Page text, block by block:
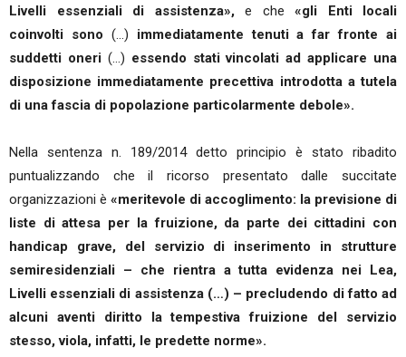
Livelli essenziali di assistenza»,e che «gli Enti locali
coinvolti sono (…) immediatamente tenuti a far fronte ai
suddetti oneri(…) essendo stati vincolati ad applicare una
disposizione immediatamente precettiva introdotta a tutela
di una fascia di popolazione particolarmente debole».
Nella sentenza n. 189/2014 detto principio è stato ribadito
puntualizzando che il ricorso presentato dalle succitate
organizzazioni è «meritevole di accoglimento: la previsione di
liste di attesa per la fruizione, da parte dei cittadini con
handicap grave, del servizio di inserimento in strutture
semiresidenziali – che rientra a tutta evidenza nei Lea,
Livelli essenziali di assistenza (…) – precludendo di fatto ad
alcuni aventi diritto la tempestiva fruizione del servizio
stesso, viola, infatti, le predette norme».